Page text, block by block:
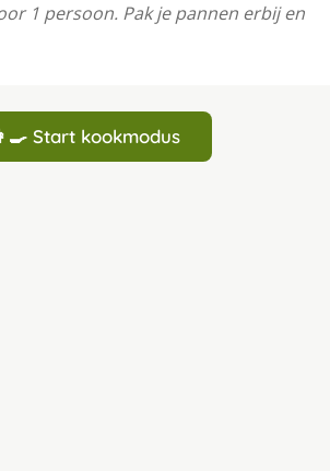
1 persoon. Pak je pannen erbij en
Start kookmodus